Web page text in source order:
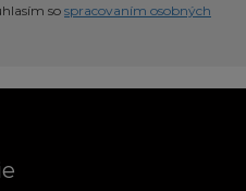
sospracovaním osobných